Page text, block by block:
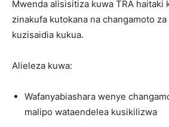
Mwenda alisisitiza kuwa TRA haitaki
zinakufa kutokana na changamoto
kuzisaidia kukua.
Alieleza kuwa:
Wafanyabiashara wenye
malipo wataendelea kusikilizwa